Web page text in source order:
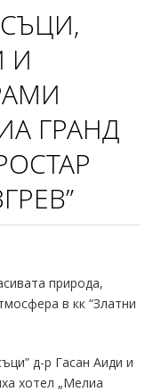
И
ГРАНД
природа,
в кк “Златни
д-р Гасан Аиди и
хотел „Мелиа